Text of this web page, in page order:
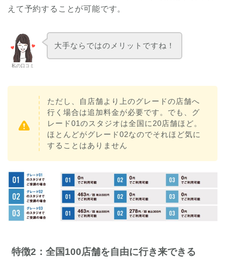
えて予約することが可能です。
私の口コミ
大手ならではのメリットですね！
ただし、自店舗より上のグレードの店舗へ
行く場合は追加料金が必要です。でも、グ
レード01のスタジオは全国に20店舗ほど。
ほとんどがグレード02なのでそれほど気に
することはありません
特徴2：全国100店舗を自由に行き来できる